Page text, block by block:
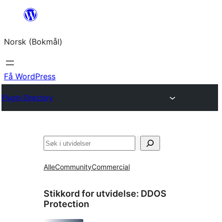
Hopp
innhold
Norsk (Bokmål)
Få WordPress
Plugin Directory
Søk
AlleCommunityCommercial
Stikkord for utvidelse: DDOS
Protection